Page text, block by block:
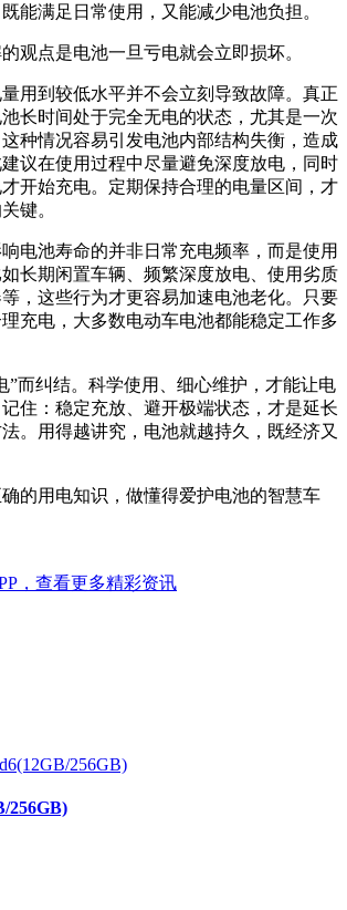
能满足日常使用，又能减少电池负担。
观点是电池一旦亏电就会立即损坏。
用到较低水平并不会立刻导致故障。真正
长时间处于完全无电的状态，尤其是一次
种情况容易引发电池内部结构失衡，造成
议在使用过程中尽量避免深度放电，同时
开始充电。定期保持合理的电量区间，才
键。
电池寿命的并非日常充电频率，而是使用
长期闲置车辆、频繁深度放电、使用劣质
，这些行为才更容易加速电池老化。只要
充电，大多数电动车电池都能稳定工作多
”而纠结。科学使用、细心维护，才能让电
住：稳定充放、避开极端状态，才是延长
。用得越讲究，电池就越持久，既经济又
的用电知识，做懂得爱护电池的智慧车
，查看更多精彩资讯
256GB)